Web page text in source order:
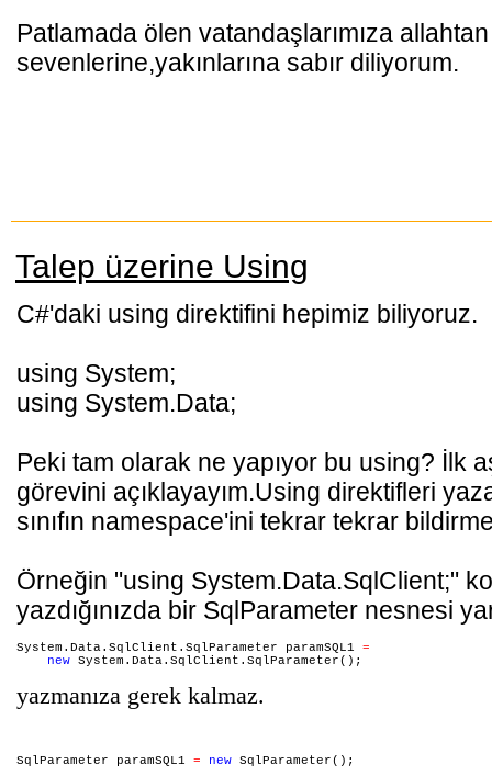
Patlamada ölen vatandaşlarımıza
sevenlerine,yakınlarına sabır diliyorum.
Talep üzerine Using
C#'daki using direktifini hepimiz biliyoruz.
using System;
using System.Data;
Peki tam olarak ne yapıyor bu using? İlk
görevini açıklayayım.Using direktifleri
sınıfın namespace'ini tekrar tekrar
Örneğin "using System.Data.SqlClient;"
yazdığınızda bir SqlParameter nesnesi
System.Data.SqlClient.SqlParameter paramSQL1 =
new System.Data.SqlClient.SqlParameter();
yazmanıza gerek kalmaz.
SqlParameter paramSQL1 = new SqlParameter();